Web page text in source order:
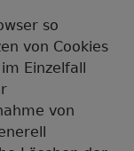
so
von Cookies
Einzelfall
von